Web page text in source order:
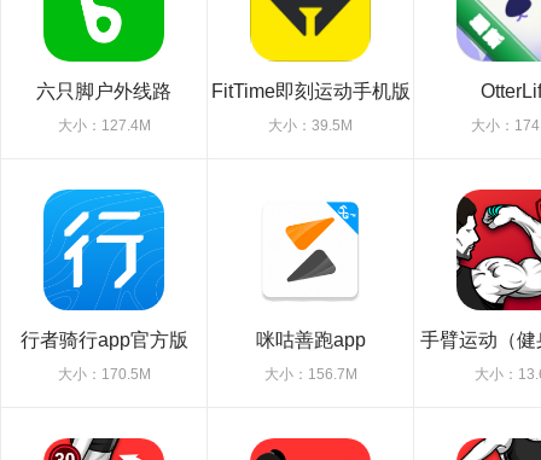
六只脚户外线路
大小：127.4M
FitTime即刻运动手机版
大小：39.5M 大小：
行者骑行app官方版
大小：170.5M
咪咕善跑app
大小：156.7M
手臂运动（健
大小：